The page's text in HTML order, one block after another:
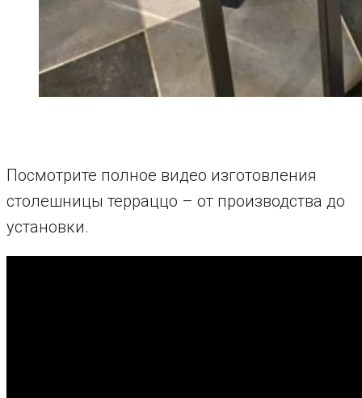
Посмотрите полное видео изготовления
столешницы терраццо – от производства до
установки.